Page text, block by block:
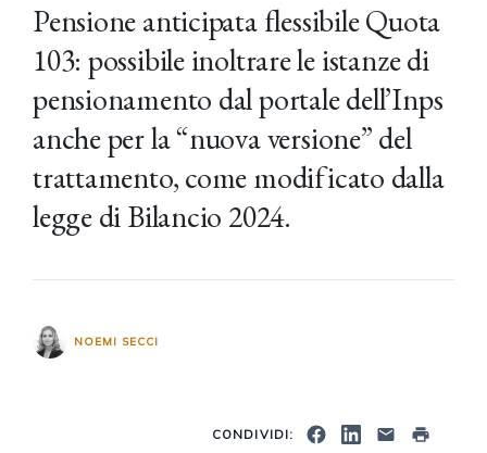
Pensione anticipata flessibile Quota
103: possibile inoltrare le istanze di
pensionamento dal portale dell’Inps
anche per la “nuova versione” del
trattamento, come modificato dalla
legge di Bilancio 2024.
NOEMI SECCI
CONDIVIDI: